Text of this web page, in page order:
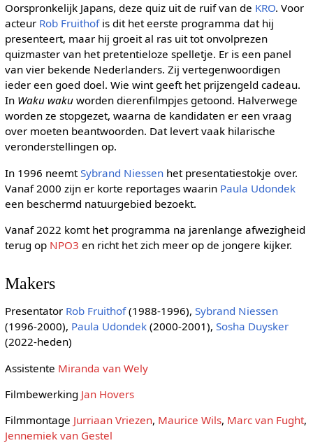
Oorspronkelijk Japans, deze quiz uit de ruif van de KRO. Voor
acteur Rob Fruithofis dit het eerste programma dat hij
presenteert, maar hij groeit al ras uit tot onvolprezen
quizmaster van het pretentieloze spelletje. Er is een panel
van vier bekende Nederlanders. Zij vertegenwoordigen
ieder een goed doel. Wie wint geeft het prijzengeld cadeau.
In Waku wakuworden dierenfilmpjes getoond. Halverwege
worden ze stopgezet, waarna de kandidaten er een vraag
over moeten beantwoorden. Dat levert vaak hilarische
veronderstellingen op.
In 1996 neemtSybrand Niessenhet presentatiestokje over.
Vanaf 2000 zijn er korte reportages waarin Paula Udondek
een beschermd natuurgebied bezoekt.
Vanaf 2022 komt het programma na jarenlange afwezigheid
terug op NPO3 en richt het zich meer op de jongere kijker.
Makers
Presentator Rob Fruithof(1988-1996), Sybrand Niessen
(1996-2000), Paula Udondek(2000-2001), Sosha Duysker
(2022-heden)
Assistente Miranda van Wely
Filmbewerking Jan Hovers
Filmmontage Jurriaan Vriezen, Maurice Wils, Marc van Fught,
Jennemiek van Gestel